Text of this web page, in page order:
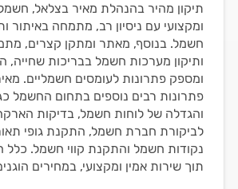
תיקון מהיר בהנהלת מאיר בצלאל,
ומקצועי עם ניסיון רב, מתמחה באיתור
חשמל. בנוסף, מאתר ומתקן קצרים,
ותיקון מערכות חשמל בבריכות שחייה,
ומספק פתרונות לעומסים חשמליים.
פתרונות רבים נוספים בתחום החשמל
והגדלה של לוחות חשמל, בדיקות
לביקורת חברת חשמל, התקנת גופי
נקודות חשמל והתקנת קווי חשמל. כלל
תוך שירות אמין ומקצועי, במחירים